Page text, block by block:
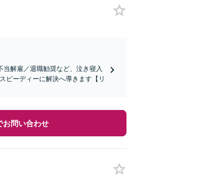
当解雇／退職勧奨など、泣き寝入
ピーディーに解決へ導きます【リ
お問い合わせ